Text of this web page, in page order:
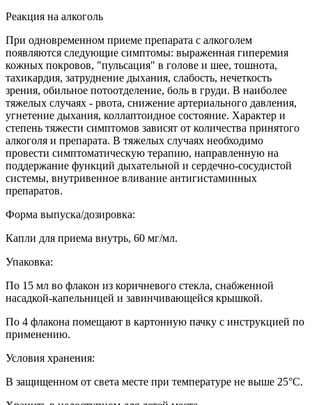
Реакция на алкоголь
При одновременном приеме препарата с алкоголем
появляются следующие симптомы: выраженная гиперемия
кожных покровов, "пульсация" в голове и шее, тошнота,
тахикардия, затруднение дыхания, слабость, нечеткость
зрения, обильное потоотделение, боль в груди. В наиболее
тяжелых случаях - рвота, снижение артериального давления,
угнетение дыхания, коллаптоидное состояние. Характер и
степень тяжести симптомов зависят от количества принятого
алкоголя и препарата. В тяжелых случаях необходимо
провести симптоматическую терапию, направленную на
поддержание функций дыхательной и сердечно-сосудистой
системы, внутривенное вливание антигистаминных
препаратов.
Форма выпуска/дозировка:
Капли для приема внутрь, 60 мг/мл.
Упаковка:
По 15 мл во флакон из коричневого стекла, снабженной
насадкой-капельницей и завинчивающейся крышкой.
По 4 флакона помещают в картонную пачку с инструкцией по
применению.
Условия хранения:
В защищенном от света месте при температуре не выше 25°С.